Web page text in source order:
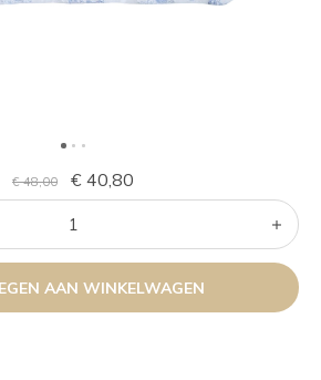
€ 48,00 € 40,80
AAN WINKELWAGEN